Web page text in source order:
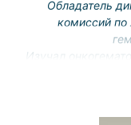
Обладатель
комиссий по
Изучал